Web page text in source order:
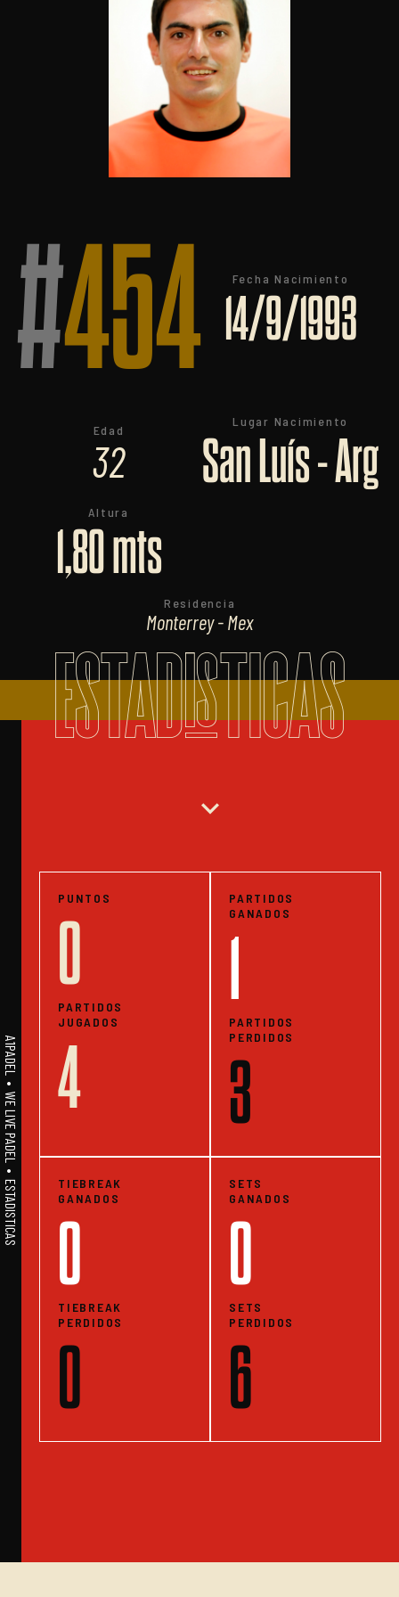
#454 Fecha Nacimiento
14/9/1993
Edad
32
Lugar Nacimiento
San Luís - Arg
Altura
1,80 mts
Residencia
Monterrey - Mex
ESTADISTICAS
A1PADEL • WE LIVE PADEL • ESTADISTICAS
expand_more
PUNTOS
0
PARTIDOS
JUGADOS
4
PARTIDOS
GANADOS
1
PARTIDOS
PERDIDOS
3
TIEBREAK
GANADOS
0
TIEBREAK
PERDIDOS
0
SETS
GANADOS
0
SETS
PERDIDOS
6